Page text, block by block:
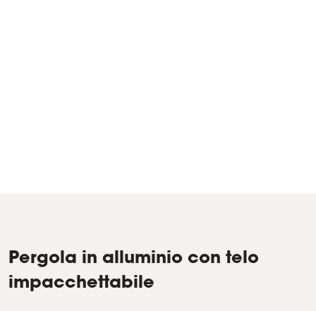
Pergola in alluminio con telo
impacchettabile